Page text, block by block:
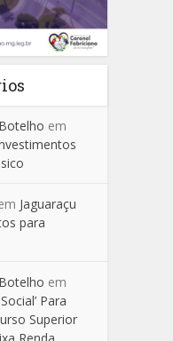
em
Jaguaraçu
para
em
Para
Superior